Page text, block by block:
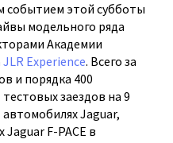
событием этой субботы
модельного ряда
Академии
JLR Experience. Всего за
и порядка 400
заездов на 9
Jaguar,
F-PACE в